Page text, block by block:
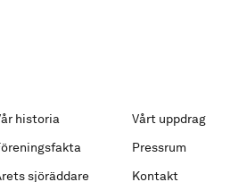
historia Vårt uppdrag
Pressrum
sjöräddare
Kontakt